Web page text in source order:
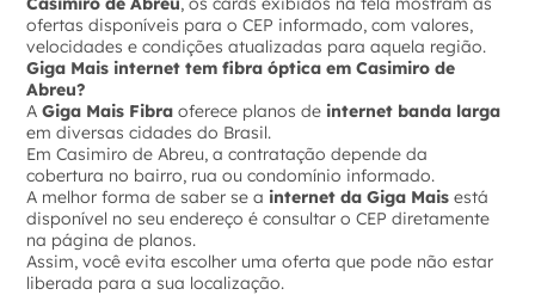
ofertas disponíveis para o CEP informado, com valores,
velocidades e condições atualizadas para aquela região.
Giga Mais internet tem fibra óptica em Casimiro de
Abreu?
AGiga Mais Fibra oferece planos de internet banda larga
em diversas cidades do Brasil.
Em Casimiro de Abreu, a contratação depende da
cobertura no bairro, rua ou condomínio informado.
A melhor forma de saber se a internet da Giga Mais está
disponível no seu endereço é consultar o CEP diretamente
na página de planos.
Assim, você evita escolher uma oferta que pode não estar
liberada para a sua localização.